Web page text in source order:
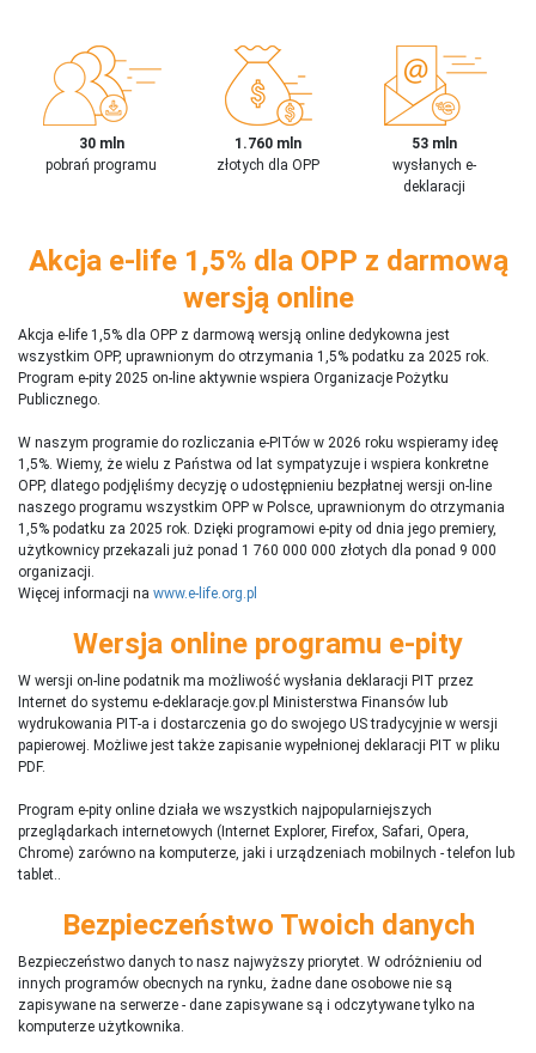
30 mln
pobrań programu
1.760 mln
złotych dla OPP
53 mln
wysłanych e-
deklaracji
Akcja e-life 1,5% dla OPP z darmową
wersją online
Akcja e-life 1,5% dla OPP z darmową wersją online dedykowna jest
wszystkim OPP, uprawnionym do otrzymania 1,5% podatku za 2025 rok.
Program e-pity 2025 on-line aktywnie wspiera Organizacje Pożytku
Publicznego.
W naszym programie do rozliczania e-PITów w 2026 roku wspieramy ideę
1,5%. Wiemy, że wielu z Państwa od lat sympatyzuje i wspiera konkretne
OPP, dlatego podjęliśmy decyzję o udostępnieniu bezpłatnej wersji on-line
naszego programu wszystkim OPP w Polsce, uprawnionym do otrzymania
1,5% podatku za 2025 rok. Dzięki programowi e-pity od dnia jego premiery,
użytkownicy przekazali już ponad 1 760 000 000 złotych dla ponad 9 000
organizacji.
Więcej informacji na www.e-life.org.pl
Wersja online programu e-pity
W wersji on-line podatnik ma możliwość wysłania deklaracji PIT przez
Internet do systemu e-deklaracje.gov.pl Ministerstwa Finansów lub
wydrukowania PIT-a i dostarczenia go do swojego US tradycyjnie w wersji
papierowej. Możliwe jest także zapisanie wypełnionej deklaracji PIT w pliku
PDF.
Program e-pity online działa we wszystkich najpopularniejszych
przeglądarkach internetowych (Internet Explorer, Firefox, Safari, Opera,
Chrome) zarówno na komputerze, jaki i urządzeniach mobilnych - telefon lub
tablet..
Bezpieczeństwo Twoich danych
Bezpieczeństwo danych to nasz najwyższy priorytet. W odróżnieniu od
innych programów obecnych na rynku, żadne dane osobowe nie są
zapisywane na serwerze - dane zapisywane są i odczytywane tylko na
komputerze użytkownika.